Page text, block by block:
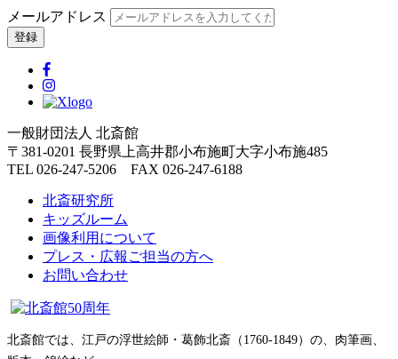
メールアドレス
一般財団法人 北斎館
〒381-0201 長野県上高井郡小布施町大字小布施485
TEL 026-247-5206 FAX 026-247-6188
北斎研究所
キッズルーム
画像利用について
プレス・広報ご担当の方へ
お問い合わせ
北斎館では、江戸の浮世絵師・葛飾北斎（1760-1849）の、肉筆画、